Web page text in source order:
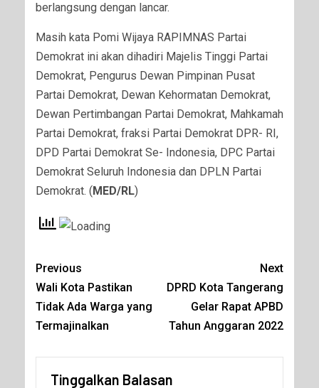
berlangsung dengan lancar.
Masih kata Pomi Wijaya RAPIMNAS Partai
Demokrat ini akan dihadiri Majelis Tinggi Partai
Demokrat, Pengurus Dewan Pimpinan Pusat
Partai Demokrat, Dewan Kehormatan Demokrat,
Dewan Pertimbangan Partai Demokrat, Mahkamah
Partai Demokrat, fraksi Partai Demokrat DPR- RI,
DPD Partai Demokrat Se- Indonesia, DPC Partai
Demokrat Seluruh Indonesia dan DPLN Partai
Demokrat. ( MED/RL)
Previous
Wali Kota Pastikan
Tidak Ada Warga yang
Termajinalkan
Next
DPRD Kota Tangerang
Gelar Rapat APBD
Tahun Anggaran 2022
Tinggalkan Balasan